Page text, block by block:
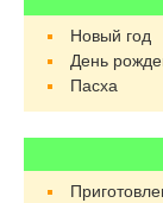
Новый год
День
Пасха